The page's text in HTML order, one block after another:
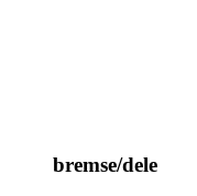
bremse/dele